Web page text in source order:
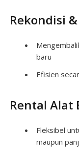
Rekondisi
baru
Efisien
Rental Alat
Fleksibel
maupun